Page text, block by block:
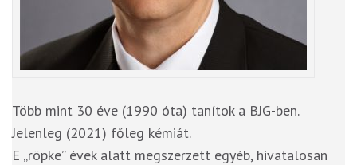
Több mint 30 éve (1990 óta) tanítok a BJG-ben.
Jelenleg (2021) főleg kémiát.
E „röpke” évek alatt megszerzett egyéb, hivatalosan